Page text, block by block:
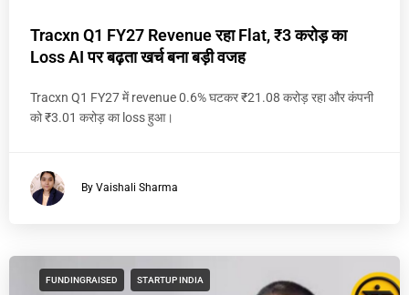
Tracxn Q1 FY27 Revenue रहा Flat, ₹3 करोड़ का
Loss AI पर बढ़ता खर्च बना बड़ी वजह
Tracxn Q1 FY27 में revenue 0.6% घटकर ₹21.08 करोड़ रहा और कंपनी
को ₹3.01 करोड़ का loss हुआ।
By Vaishali Sharma
FUNDINGRAISED STARTUP INDIA